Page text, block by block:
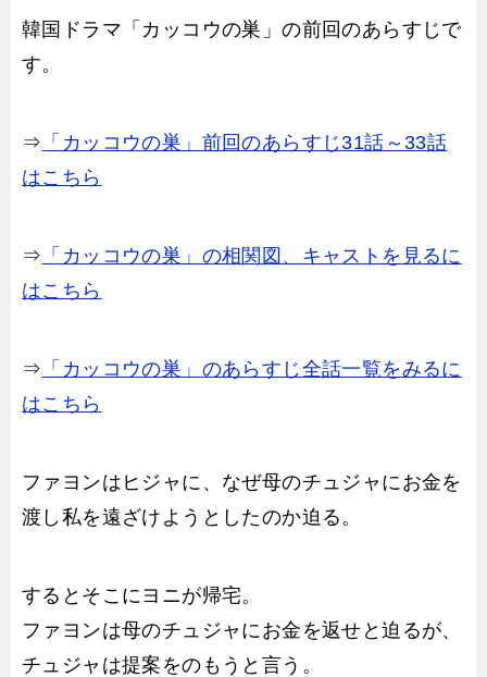
韓国ドラマ「カッコウの巣」の前回のあらすじで
す。
⇒ 「カッコウの巣」前回のあらすじ31話～33話
はこちら
⇒ 「カッコウの巣」の相関図、キャストを見るに
はこちら
⇒ 「カッコウの巣」のあらすじ全話一覧をみるに
はこちら
ファヨンはヒジャに、なぜ母のチュジャにお金を
渡し私を遠ざけようとしたのか迫る。
するとそこにヨニが帰宅。
ファヨンは母のチュジャにお金を返せと迫るが、
チュジャは提案をのもうと言う。